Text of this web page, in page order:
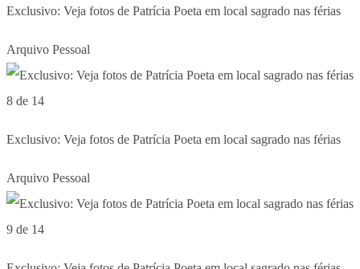
Exclusivo: Veja fotos de Patrícia Poeta em local sagrado nas férias
Arquivo Pessoal
8 de 14
Exclusivo: Veja fotos de Patrícia Poeta em local sagrado nas férias
Arquivo Pessoal
9 de 14